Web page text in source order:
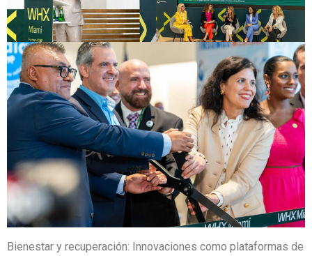
Bienestar y recuperación: Innovaciones como plataformas de